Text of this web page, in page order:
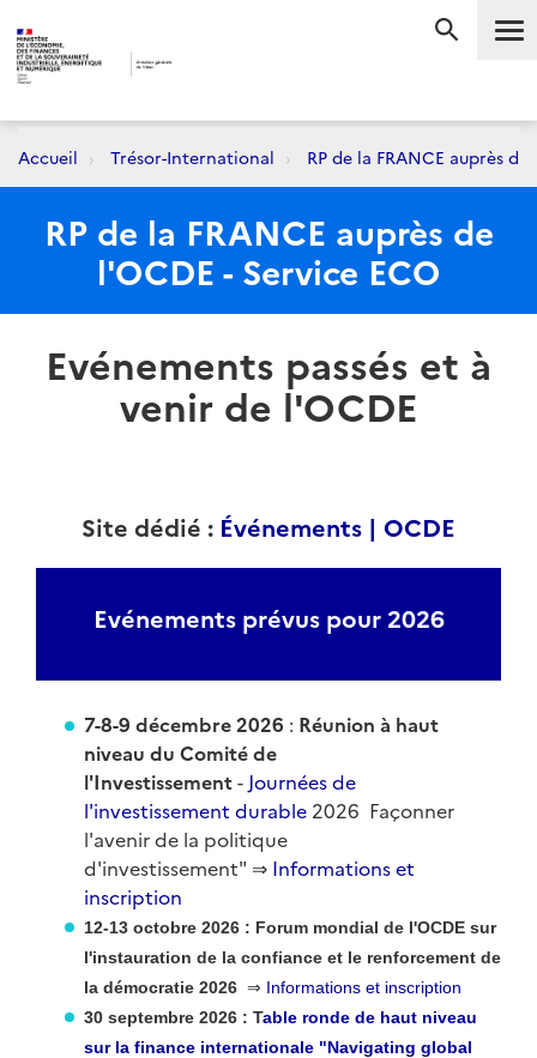
Accueil Trésor-International RP de la FRANCE auprès
RP de la FRANCE auprès de
l'OCDE - Service ECO
Evénements passés et à
venir de l'OCDE
Site dédié : Événements | OCDE
Evénements prévus pour 2026
7-8-9 décembre 2026 : Réunion à haut
niveau du Comité de
l'Investissement- Journées de
l'investissement durable 2026 Façonner
l'avenir de la politique
d'investissement" ⇒ Informations et
inscription
12-13 octobre 2026 : Forum mondial de l'OCDE sur
l'instauration de la confiance et le renforcement de
la démocratie 2026 ⇒ Informations et inscription
30 septembre 2026 : Table ronde de haut niveau
sur la finance internationale "Navigating global